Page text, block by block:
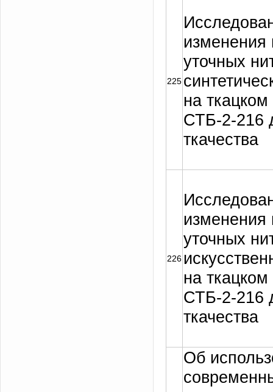
225
изменения
уточных
на ткацком
СТБ-2-216
ткачества
226
изменения
уточных
на ткацком
СТБ-2-216
ткачества
Об